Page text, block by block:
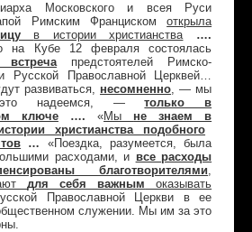
Московского и всея Руси
Римским Францискомоткрыла
в истории христианства
….
на Кубе 12 февраля состоялась
встречапредстоятелей Римско-
и Русской Православной Церквей…
развиваться, несомненно, — мы
надеемся, —только в
ключе….«Мы не знаем в
христианства подобного
… «Поездка, разумеется, была
расходами, и все расходы
благотворителями,
для себя важным оказывать
Православной Церкви в ее
служении. Мы им за это